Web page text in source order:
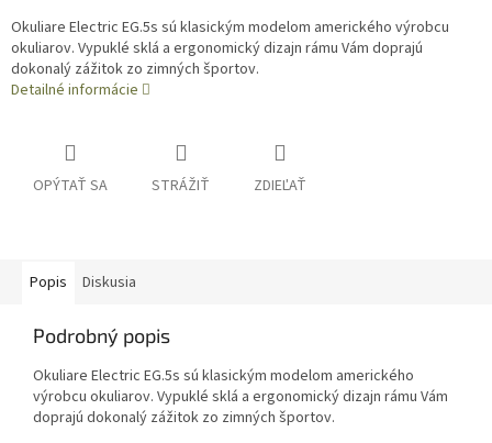
Okuliare Electric EG.5s sú klasickým modelom amerického výrobcu
okuliarov. Vypuklé sklá a ergonomický dizajn rámu Vám doprajú
dokonalý zážitok zo zimných športov.
Detailné informácie
OPÝTAŤ SA STRÁŽIŤ ZDIEĽAŤ
Popis Diskusia
Podrobný popis
Okuliare Electric EG.5s sú klasickým modelom amerického
výrobcu okuliarov. Vypuklé sklá a ergonomický dizajn rámu Vám
doprajú dokonalý zážitok zo zimných športov.